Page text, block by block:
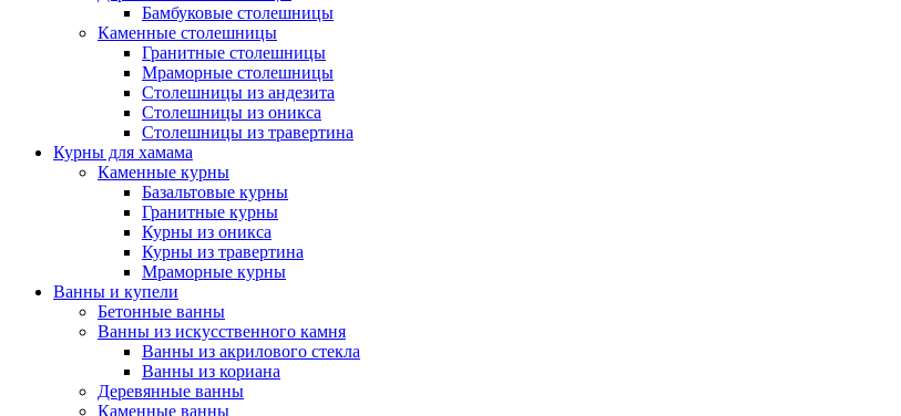
Бамбуковые столешницы
Каменные столешницы
Гранитные столешницы
Мраморные столешницы
Столешницы из андезита
Столешницы из оникса
Столешницы из травертина
Курны для хамама
Каменные курны
Базальтовые курны
Гранитные курны
Курны из оникса
Курны из травертина
Мраморные курны
Ванны и купели
Бетонные ванны
Ванны из искусственного камня
Ванны из акрилового стекла
Ванны из кориана
Деревянные ванны
Каменные ванны